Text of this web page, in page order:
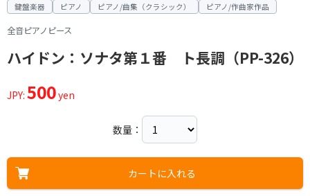
鍵盤楽器 ピアノ ピアノ/曲集（クラシック） ピアノ/作曲家作品
全音ピアノピース
ハイドン：ソナタ第１番 ト長調（PP-326）
JPY: 500yen
数量：
カートに入れる